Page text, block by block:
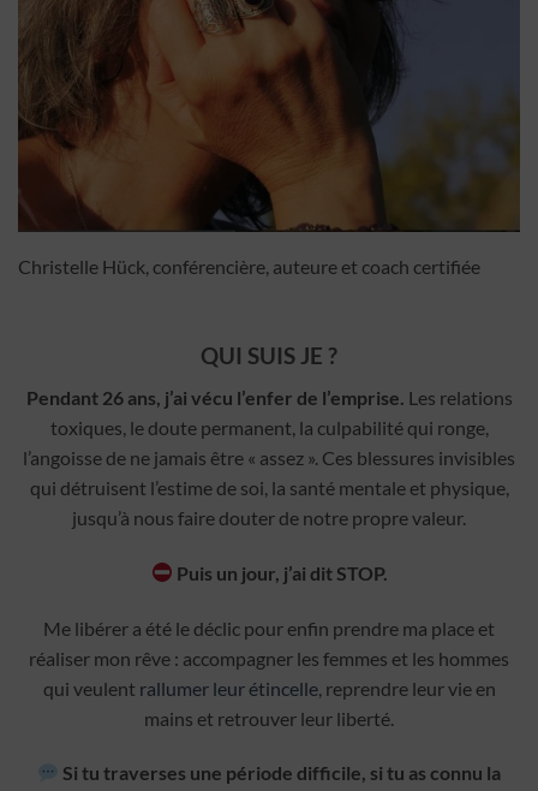
Christelle Hück, conférencière, auteure et coach certifiée
QUI SUIS JE ?
Pendant 26 ans, j’ai vécu l’enfer de l’emprise. Les relations
toxiques, le doute permanent, la culpabilité qui ronge,
l’angoisse de ne jamais être « assez ». Ces blessures invisibles
qui détruisent l’estime de soi, la santé mentale et physique,
jusqu’à nous faire douter de notre propre valeur.
Puis un jour, j’ai dit STOP.
Me libérer a été le déclic pour enfin prendre ma place et
réaliser mon rêve : accompagner les femmes et les hommes
qui veulent rallumer leur étincelle, reprendre leur vie en
mains et retrouver leur liberté.
Si tu traverses une période difficile, si tu as connu la